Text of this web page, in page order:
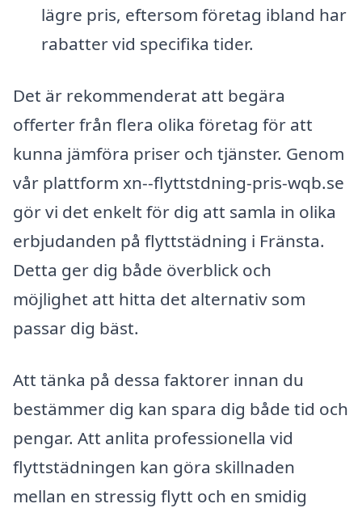
lägre pris, eftersom företag ibland har
rabatter vid specifika tider.
Det är rekommenderat att begära
offerter från flera olika företag för att
kunna jämföra priser och tjänster. Genom
vår plattform xn--flyttstdning-pris-wqb.se
gör vi det enkelt för dig att samla in olika
erbjudanden på flyttstädning i Fränsta.
Detta ger dig både överblick och
möjlighet att hitta det alternativ som
passar dig bäst.
Att tänka på dessa faktorer innan du
bestämmer dig kan spara dig både tid och
pengar. Att anlita professionella vid
flyttstädningen kan göra skillnaden
mellan en stressig flytt och en smidig